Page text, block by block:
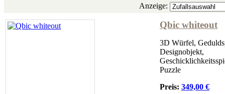
Anzeige:
Qbic whiteout
3D Würfel,
Designobjekt,
Puzzle
Preis: 349,00 €